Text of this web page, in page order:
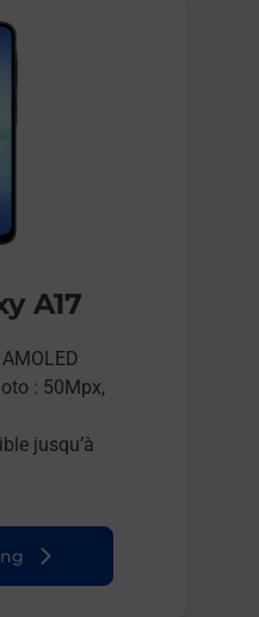
A17
AMOLED
: 50Mpx,
jusqu’à